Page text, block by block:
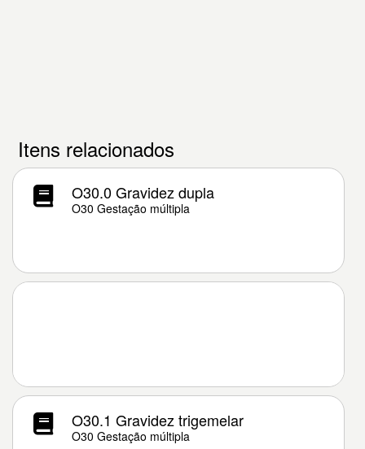
Itens relacionados
O30.0 Gravidez dupla
O30 Gestação múltipla
O30.1 Gravidez trigemelar
O30 Gestação múltipla